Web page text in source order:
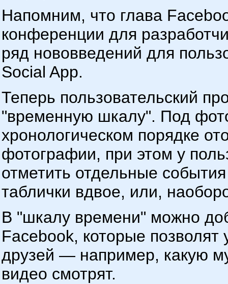
Напомним, что глава
конференции для
ряд нововведений для
Social App.
Теперь пользовательский
"временную шкалу". Под
хронологическом порядке
фотографии, при этом у
отметить отдельные
таблички вдвое, или,
В "шкалу времени" можно
Facebook, которые позволят
друзей — например, какую
видео смотрят.